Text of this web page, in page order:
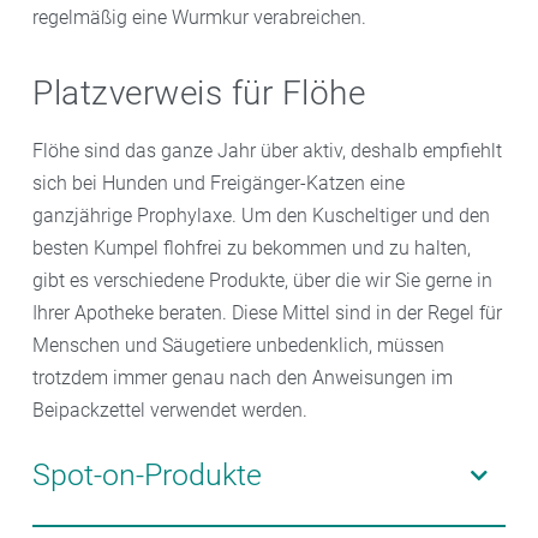
regelmäßig eine Wurmkur verabreichen.
Platzverweis für Flöhe
Flöhe sind das ganze Jahr über aktiv, deshalb empfiehlt
sich bei Hunden und Freigänger-Katzen eine
ganzjährige Prophylaxe. Um den Kuscheltiger und den
besten Kumpel flohfrei zu bekommen und zu halten,
gibt es verschiedene Produkte, über die wir Sie gerne in
Ihrer Apotheke beraten. Diese Mittel sind in der Regel für
Menschen und Säugetiere unbedenklich, müssen
trotzdem immer genau nach den Anweisungen im
Beipackzettel verwendet werden.
Spot-on-Produkte